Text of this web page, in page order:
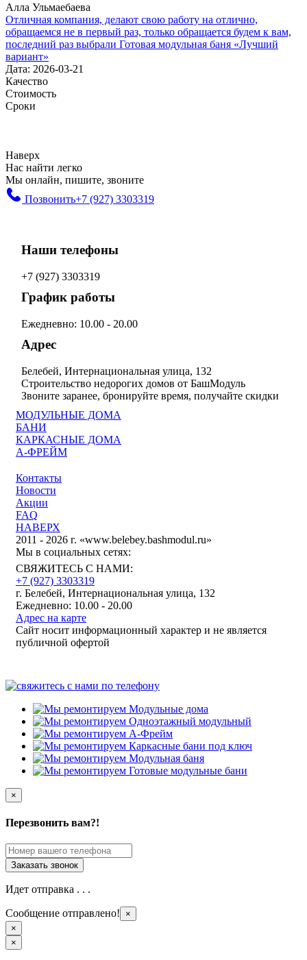
Алла Ульмаебаева
Отличная компания, делают свою работу на отлично,
обращаемся не в первый раз, только обращается будем к вам,
последний раз выбрали Готовая модульная баня «Лучший
вариант»
Дата: 2026-03-21
Качество
Стоимость
Сроки
Наверх
Нас найти легко
Мы онлайн, пишите, звоните
Позвонить+7 (927) 3303319
Наши телефоны
+7 (927) 3303319
График работы
Ежедневно: 10.00 - 20.00
Адрес
Белебей, Интернациональная улица, 132
Строительство недорогих домов от БашМодуль
Звоните заранее, бронируйте время, получайте скидки
Контакты
Новости
Акции
FAQ
НАВЕРХ
2011 - 2026 г. «www.belebey.bashmodul.ru»
МОДУЛЬНЫЕ ДОМА
БАНИ
КАРКАСНЫЕ ДОМА
А-ФРЕЙМ
Мы в социальных сетях:
СВЯЖИТЕСЬ С НАМИ:
+7 (927) 3303319
г. Белебей, Интернациональная улица, 132
Ежедневно: 10.00 - 20.00
Адрес на карте
Сайт носит информационный характер и не является
публичной офертой
×
Перезвонить вам?!
Идет отправка . . .
Сообщение отправлено!
×
×
×